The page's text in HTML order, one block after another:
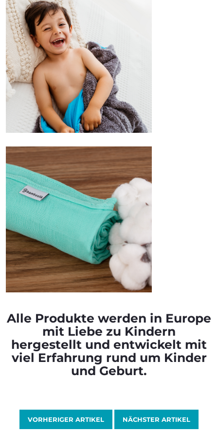
Alle Produkte werden in Europe
mit Liebe zu Kindern
hergestellt und entwickelt mit
viel Erfahrung rund um Kinder
und Geburt.
VORHERIGER ARTIKEL NÄCHSTER ARTIKEL